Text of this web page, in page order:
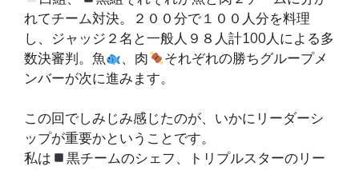
れてチーム対決。２００分で１００人分を料理
し、ジャッジ２名と一般人９８人計100人による多
数決審判。魚
、肉
それぞれの勝ちグループメ
ンバーが次に進みます。
この回でしみじみ感じたのが、いかにリーダーシ
ップが重要かということです。
私は
黒チームのシェフ、トリプルスターのリー